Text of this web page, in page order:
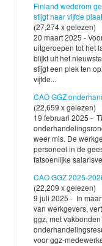
Finland wederom
stijgt naar vijfde
(27,274 x gelezen)
20 maart 2025 -
uitgeroepen tot het
blijkt uit het
stijgt een plek ten
vijfde...
CAO GGZ
(22,659 x gelezen)
19 februari 2025 -
weer mis. De
personeel in de
fatsoenlijke
CAO GGZ 2025-
(22,209 x gelezen)
9 juli 2025 - In
van werkgevers,
ggz, met vakbonden
voor ggz-